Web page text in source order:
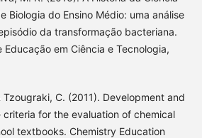
Biologia do Ensino Médio: uma análise
da transformação bacteriana.
em Ciência e Tecnologia,
Tzougraki, C. (2011). Development and
for the evaluation of chemical
textbooks. Chemistry Education